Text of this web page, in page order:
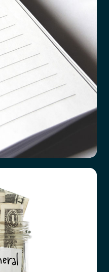
en närstående
orsaken är. Hur
till exempel efter
anhörige, så är det